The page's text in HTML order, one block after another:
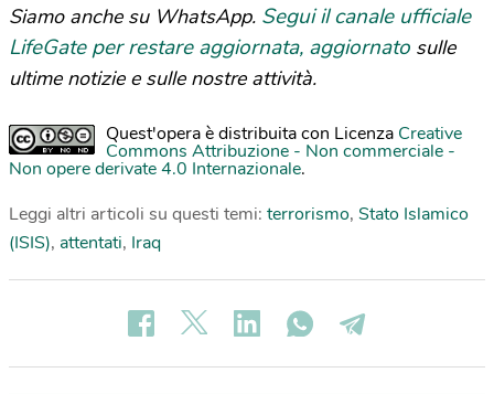
Siamo anche su WhatsApp. Segui il canale ufficiale
LifeGate per restare aggiornata, aggiornato sulle
ultime notizie e sulle nostre attività.
Quest'opera è distribuita con Licenza Creative
Commons Attribuzione - Non commerciale -
Non opere derivate 4.0 Internazionale.
Leggi altri articoli su questi temi: terrorismo, Stato Islamico
(ISIS), attentati, Iraq